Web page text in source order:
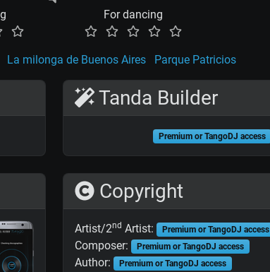
For dancing
La milonga de Buenos Aires Parque Patricios
Tanda Builder
Premium or TangoDJ access
Copyright
Artist/2nd Artist: Premium or TangoDJ access
Composer: Premium or TangoDJ access
Author: Premium or TangoDJ access